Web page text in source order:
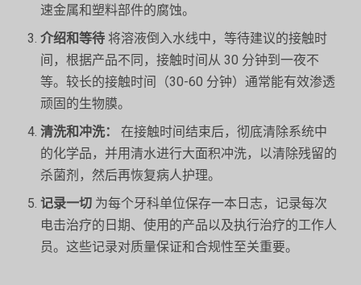
速金属和塑料部件的腐蚀。
介绍和等待 将溶液倒入水线中，等待建议的接触时
间，根据产品不同，接触时间从 30 分钟到一夜不
等。较长的接触时间（30-60 分钟）通常能有效渗透
顽固的生物膜。
清洗和冲洗：
在接触时间结束后，彻底清除系统中
的化学品，并用清水进行大面积冲洗，以清除残留的
杀菌剂，然后再恢复病人护理。
记录一切 为每个牙科单位保存一本日志，记录每次
电击治疗的日期、使用的产品以及执行治疗的工作人
员。这些记录对质量保证和合规性至关重要。